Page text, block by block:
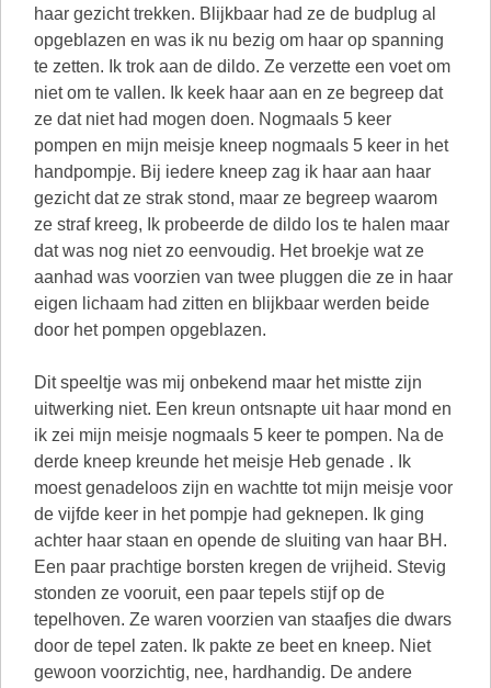
haar gezicht trekken. Blijkbaar had ze de budplug al
opgeblazen en was ik nu bezig om haar op spanning
te zetten. Ik trok aan de dildo. Ze verzette een voet om
niet om te vallen. Ik keek haar aan en ze begreep dat
ze dat niet had mogen doen. Nogmaals 5 keer
pompen en mijn meisje kneep nogmaals 5 keer in het
handpompje. Bij iedere kneep zag ik haar aan haar
gezicht dat ze strak stond, maar ze begreep waarom
ze straf kreeg, Ik probeerde de dildo los te halen maar
dat was nog niet zo eenvoudig. Het broekje wat ze
aanhad was voorzien van twee pluggen die ze in haar
eigen lichaam had zitten en blijkbaar werden beide
door het pompen opgeblazen.
Dit speeltje was mij onbekend maar het mistte zijn
uitwerking niet. Een kreun ontsnapte uit haar mond en
ik zei mijn meisje nogmaals 5 keer te pompen. Na de
derde kneep kreunde het meisje Heb genade . Ik
moest genadeloos zijn en wachtte tot mijn meisje voor
de vijfde keer in het pompje had geknepen. Ik ging
achter haar staan en opende de sluiting van haar BH.
Een paar prachtige borsten kregen de vrijheid. Stevig
stonden ze vooruit, een paar tepels stijf op de
tepelhoven. Ze waren voorzien van staafjes die dwars
door de tepel zaten. Ik pakte ze beet en kneep. Niet
gewoon voorzichtig, nee, hardhandig. De andere